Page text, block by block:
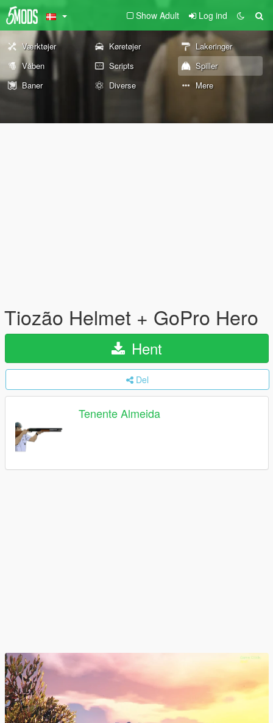
Show Adult Log ind
Værktøjer Køretøjer
Lakeringer
Våben
Scripts
Spiller
Baner
Diverse Mere
Tiozão Helmet + GoPro Hero
Hent
Del
Tenente Almeida